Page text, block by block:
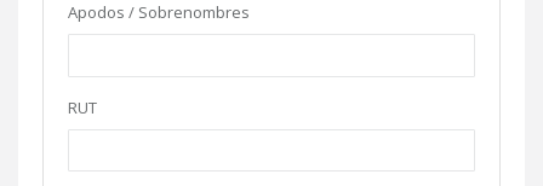
Apodos / Sobrenombres
RUT